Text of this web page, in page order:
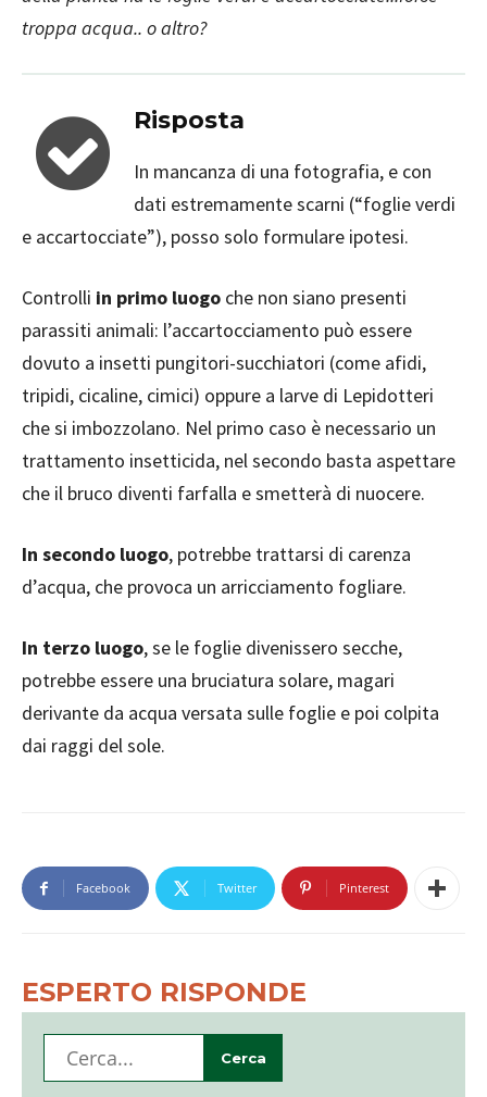
troppa acqua.. o altro?
Risposta
In mancanza di una fotografia, e con
dati estremamente scarni (“foglie verdi
e accartocciate”), posso solo formulare ipotesi.
Controlli in primo luogo che non siano presenti
parassiti animali: l’accartocciamento può essere
dovuto a insetti pungitori-succhiatori (come afidi,
tripidi, cicaline, cimici) oppure a larve di Lepidotteri
che si imbozzolano. Nel primo caso è necessario un
trattamento insetticida, nel secondo basta aspettare
che il bruco diventi farfalla e smetterà di nuocere.
In secondo luogo, potrebbe trattarsi di carenza
d’acqua, che provoca un arricciamento fogliare.
In terzo luogo, se le foglie divenissero secche,
potrebbe essere una bruciatura solare, magari
derivante da acqua versata sulle foglie e poi colpita
dai raggi del sole.
Facebook Twitter Pinterest
ESPERTO RISPONDE